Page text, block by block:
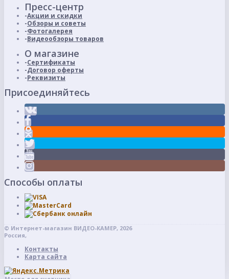
Пресс-центр
Акции и скидки
Обзоры и советы
Фотогалерея
Видеообзоры товаров
О магазине
Сертификаты
Договор оферты
Реквизиты
Присоединяйтесь
Способы оплаты
© Интернет-магазин ВИДЕО-КАМЕР, 2026
Россия,
Контакты
Карта сайта